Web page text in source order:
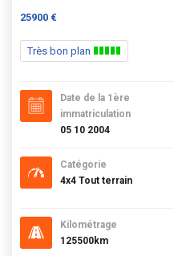
25900 €
Très bon plan
Date de la 1ère
immatriculation
05 10 2004
Catégorie
4x4 Tout terrain
Kilométrage
125500km